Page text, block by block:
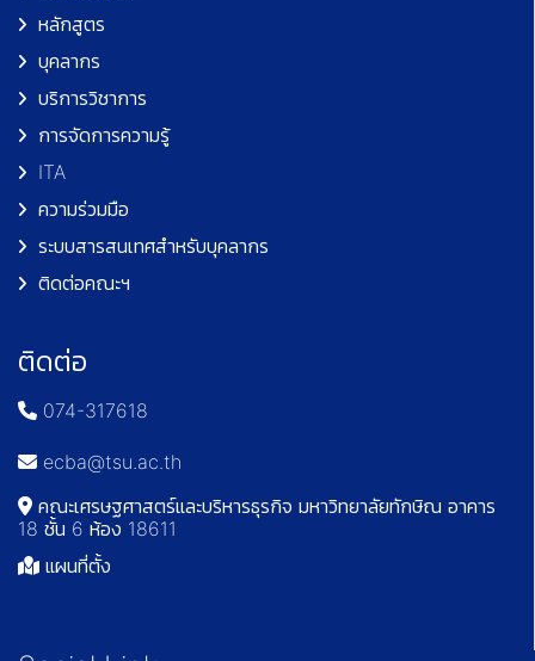
หลักสูตร
บุคลากร
บริการวิชาการ
การจัดการความรู้
ITA
ความร่วมมือ
ระบบสารสนเทศสำหรับบุคลากร
ติดต่อคณะฯ
ติดต่อ
074-317618
ecba@tsu.ac.th
คณะเศรษฐศาสตร์และบริหารธุรกิจ มหาวิทยาลัยทักษิณ อาคาร
18 ชั้น 6 ห้อง 18611
แผนที่ตั้ง